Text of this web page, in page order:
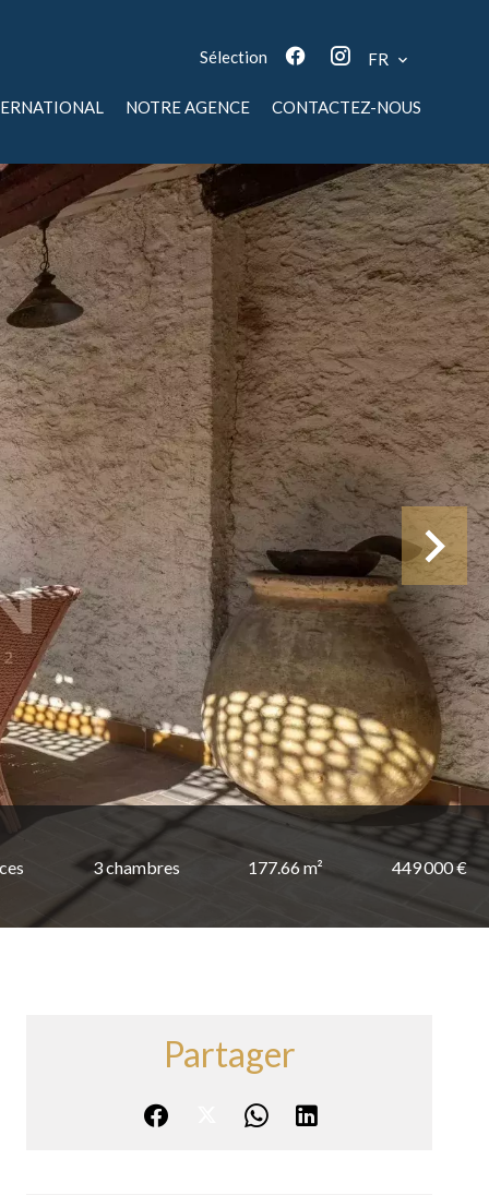
Sélection FR
NOTRE AGENCE CONTACTEZ-NOUS
3 chambres 177.66 m² 449 000 €
Partager